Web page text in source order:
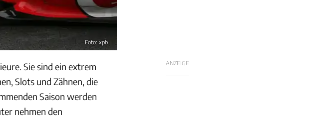
Foto: xpb
ANZEIGE
Sie sind ein extrem
Slots und Zähnen, die
Saison werden
nehmen den